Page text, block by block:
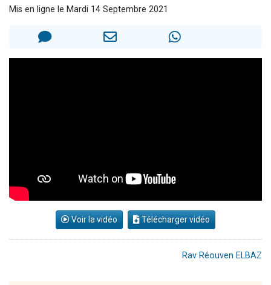
Mis en ligne le Mardi 14 Septembre 2021
Voir la vidéo Télécharger vidéo
Rav Réouven ELBAZ